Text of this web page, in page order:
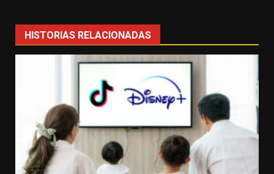
HISTORIAS RELACIONADAS